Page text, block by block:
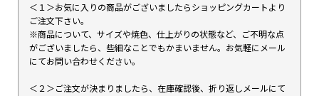
＜１＞お気に入りの商品がございましたらショッピングカートより
ご注文下さい。
※商品について、サイズや焼色、仕上がりの状態など、ご不明な点
がございましたら、些細なことでもかまいません。お気軽にメール
にてお問い合わせください。
＜２＞ご注文が決まりましたら、在庫確認後、折り返しメールにて